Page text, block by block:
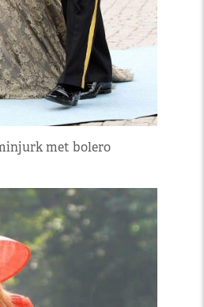
met bolero